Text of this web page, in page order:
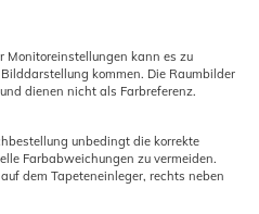
Monitoreinstellungen kann es zu
kommen. Die Raumbilder
dienen nicht als Farbreferenz.
unbedingt die korrekte
Farbabweichungen zu vermeiden.
dem Tapeteneinleger, rechts neben